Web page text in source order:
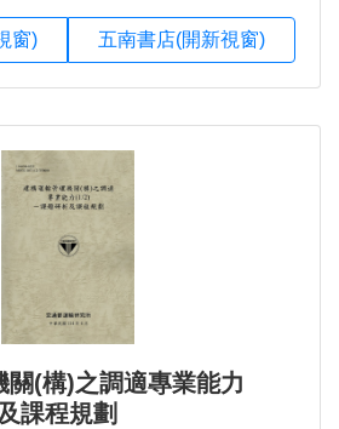
窗) 五南書店(開新視窗)
關(構)之調適專業能力
課程規劃